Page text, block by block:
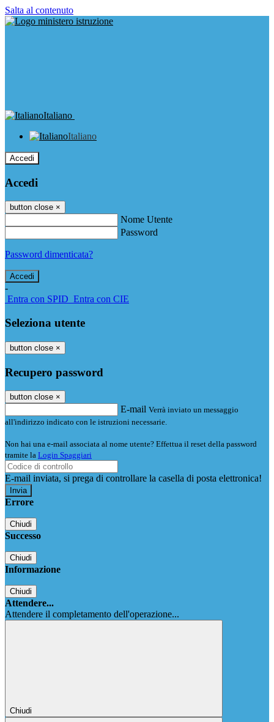
Salta al contenuto
Italiano
Italiano
Accedi
Accedi
button close ×
Nome Utente
Password
Password dimenticata?
-
Entra con SPID Entra con CIE
Seleziona utente
button close ×
Recupero password
button close ×
E-mail Verrà inviato un messaggio
all'indirizzo indicato con le istruzioni necessarie.
Non hai una e-mail associata al nome utente? Effettua il reset della password
tramite la Login Spaggiari
E-mail inviata, si prega di controllare la casella di posta elettronica!
Errore
Chiudi
Successo
Chiudi
Informazione
Chiudi
Attendere...
Attendere il completamento dell'operazione...
Chiudi